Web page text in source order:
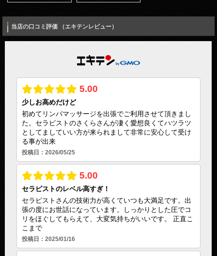
入力内容を確認しました
営業時間
20：00～04：00
定休日
年中無休
当店の口コミ評価 （エキテンレビュー）